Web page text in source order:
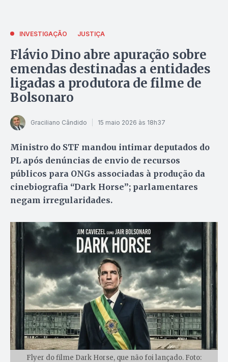
INVESTIGAÇÃO JUSTIÇA
Flávio Dino abre apuração sobre
emendas destinadas a entidades
ligadas a produtora de filme de
Bolsonaro
Graciliano Cândido 15 maio 2026 às 18h37
Ministro do STF mandou intimar deputados do
PL após denúncias de envio de recursos
públicos para ONGs associadas à produção da
cinebiografia “Dark Horse”; parlamentares
negam irregularidades.
Flyer do filme Dark Horse, que não foi lançado. Foto: